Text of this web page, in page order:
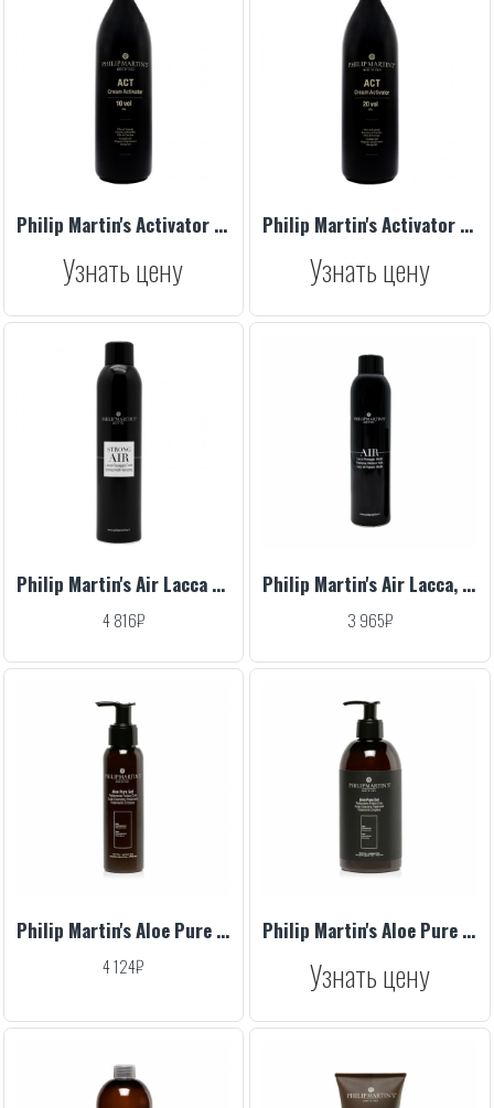
Philip Martin's Activator 3% 10 Vol 1000 ml
Узнать цену
Philip Martin's Activator 6% 20 Vol 1000 ml
Узнать цену
Philip Martin's Air Lacca Strong, 300 ml
4 816₽
Philip Martin's Air Lacca, 300 ml
3 965₽
Philip Martin's Aloe Pure Gel, 100 ml
4 124₽
Philip Martin's Aloe Pure Gel, 500 ml
Узнать цену